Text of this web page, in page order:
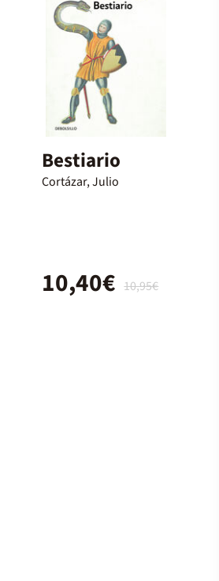
Bestiario
Cortázar, Julio
10,95€
10,40€